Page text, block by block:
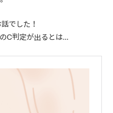
でした！
C判定が出るとは…